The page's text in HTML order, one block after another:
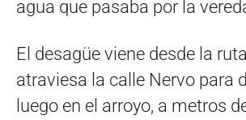
agua que pasaba por la
El desagüe viene desde la
atraviesa la calle Nervo para
luego en el arroyo, a metros